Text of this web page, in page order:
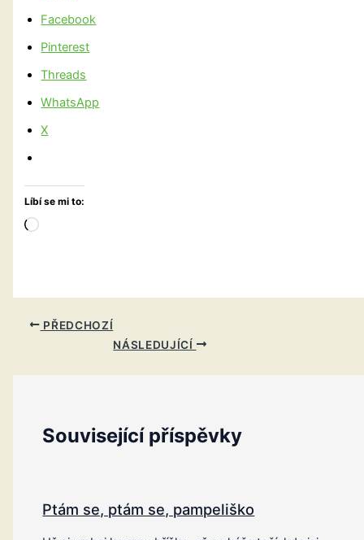
Facebook
Pinterest
Threads
WhatsApp
X
Líbí se mi to:
Načítání…
PŘEDCHOZÍ
NÁSLEDUJÍCÍ
Související příspěvky
Ptám se, ptám se, pampeliško